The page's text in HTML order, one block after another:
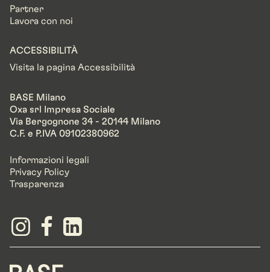
Partner
Lavora con noi
ACCESSIBILITÀ
Visita la pagina Accessibilità
BASE Milano
Oxa srl Impresa Sociale
Via Bergognone 34 - 20144 Milano
C.F. e P.IVA 09102380962
Informazioni legali
Privacy Policy
Trasparenza